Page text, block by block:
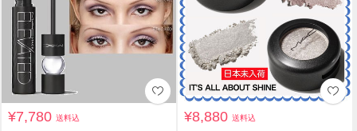
¥7,780送料込 ¥8,880送料込